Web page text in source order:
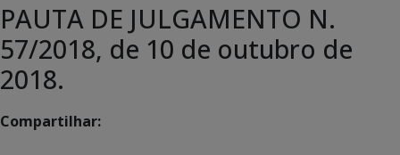
PAUTA DE JULGAMENTO N.
57/2018, de 10 de outubro de
2018.
Compartilhar: